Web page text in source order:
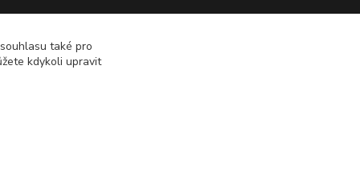
také pro
kdykoli upravit